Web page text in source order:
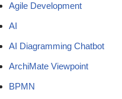
Agile Development
AI
AI Diagramming Chatbot
ArchiMate Viewpoint
BPMN